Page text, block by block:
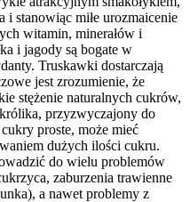
i stanowiąc miłe urozmaicenie
witamin, minerałów i
i jagody są bogate w
Truskawki dostarczają
jest zrozumienie, że
stężenie naturalnych cukrów,
przyzwyczajony do
proste, może mieć
dużych ilości cukru.
do wielu problemów
zaburzenia trawienne
a nawet problemy z